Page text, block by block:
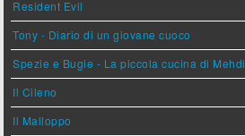
Resident Evil
Tony - Diario di un giovane cuoco
Spezie e Bugie - La piccola cucina di Mehdi
Il Cileno
Il Malloppo